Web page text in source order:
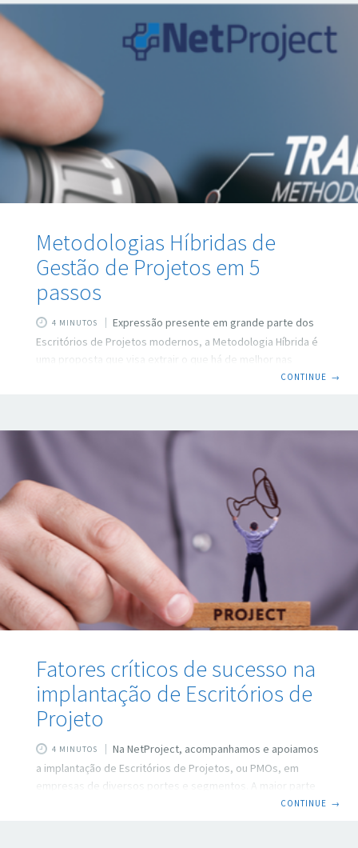
Metodologias Híbridas de
Gestão de Projetos em 5
passos
4 MINUTOS
Expressão presente em grande parte dos
Escritórios de Projetos modernos, a Metodologia Híbrida é
uma proposta que visa extrair o que há de melhor nas
principais escolas de Gerenciamento de Projetos. Esta
atual dos tipos de projetos executados pela organização.
carrega uma cultura própria, definida pelo conjunto de
hábitos e crenças firmados por meio de normas, valores,
expectativas
CONTINUE →
Fatores críticos de sucesso na
implantação de Escritórios de
Projeto
4 MINUTOS
Na NetProject, acompanhamos e apoiamos
a implantação de Escritórios de Projetos, ou PMOs, em
empresas de diversos portes e segmentos. A maior parte
das investidas foram bem sucedidas, mas algumas nãoCONTINUE →